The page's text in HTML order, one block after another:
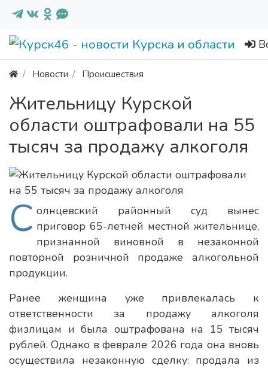
Новости Происшествия
Жительницу Курской
области оштрафовали на 55
тысяч за продажу алкоголя
С олнцевский районный суд вынес
приговор 65-летней местной жительнице,
признанной виновной в незаконной
повторной розничной продаже алкогольной
продукции.
Ранее женщина уже привлекалась к
ответственности за продажу алкоголя
физлицам и была оштрафована на 15 тысяч
рублей. Однако в феврале 2026 года она вновь
осуществила незаконную сделку: продала из